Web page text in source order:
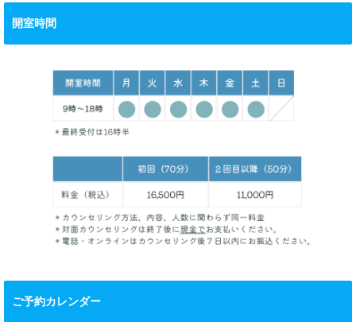
開室時間
ご予約カレンダー